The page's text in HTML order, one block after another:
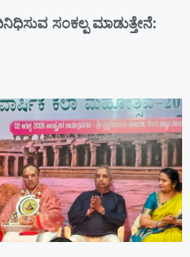
ಸಂಕಲ್ಪ ಮಾಡುತ್ತೇನೆ: